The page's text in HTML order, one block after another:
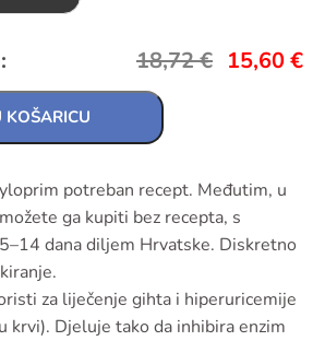
18,72€ 15,60€
KOŠARICU
potreban recept. Međutim, u
ga kupiti bez recepta, s
dana diljem Hrvatske. Diskretno
za liječenje gihta i hiperuricemije
krvi). Djeluje tako da inhibira enzim